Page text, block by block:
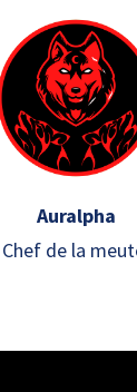
Auralpha
Chef de la